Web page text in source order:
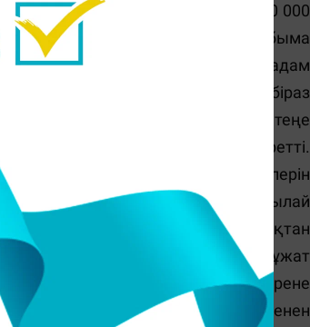
еді, соны сұрап, ол кісіден 100 000
атауын ойластырып, құрбыма
күндері кеңседе менен басқа адам
2 қыз алдым. Бірі осы салада біраз
ғана бітірген. Өзім болсам, ештеңе
мені жұмыстың негіздеріне үйретті.
бланк, келісімшарттардың түрлерін
жазып шықтым. Міне, осылай
реттеулер бәрі таза парақтан
бұл салада құжат
салыстырып, ешкімнен үйрене
бастадым. Сөйтіп, жаңағы менен